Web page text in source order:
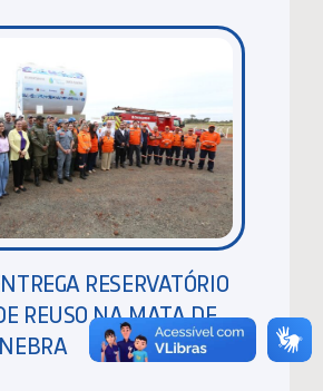
RESERVATÓRIO
REUSO NA MATA DE